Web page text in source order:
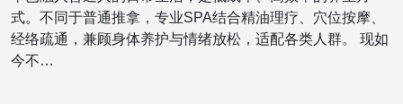
式。不同于普通推拿，专业SPA结合精油理疗、穴位按摩、
经络疏通，兼顾身体养护与情绪放松，适配各类人群。 现如
今不…